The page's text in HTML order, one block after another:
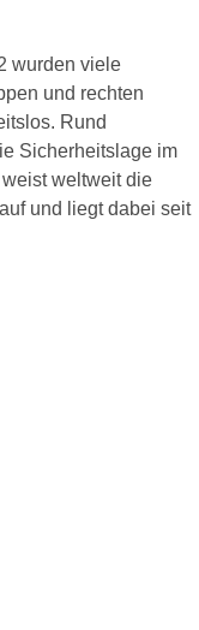
wurden viele
und rechten
Rund
Sicherheitslage im
weltweit die
und liegt dabei seit